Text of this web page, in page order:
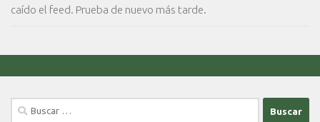
caído el feed. Prueba de nuevo más tarde.
Buscar: